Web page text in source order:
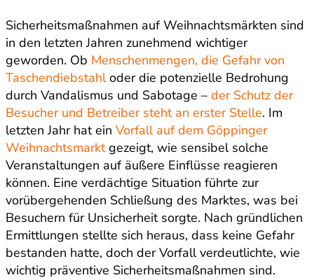
Sicherheitsmaßnahmen auf Weihnachtsmärkten sind
in den letzten Jahren zunehmend wichtiger
geworden. Ob Menschenmengen, die Gefahr von
Taschendiebstahloder die potenzielle Bedrohung
durch Vandalismus und Sabotage – der Schutz der
Besucher und Betreiber steht an erster Stelle. Im
letzten Jahr hat ein Vorfall auf dem Göppinger
Weihnachtsmarktgezeigt, wie sensibel solche
Veranstaltungen auf äußere Einflüsse reagieren
können. Eine verdächtige Situation führte zur
vorübergehenden Schließung des Marktes, was bei
Besuchern für Unsicherheit sorgte. Nach gründlichen
Ermittlungen stellte sich heraus, dass keine Gefahr
bestanden hatte, doch der Vorfall verdeutlichte, wie
wichtig präventive Sicherheitsmaßnahmen sind.